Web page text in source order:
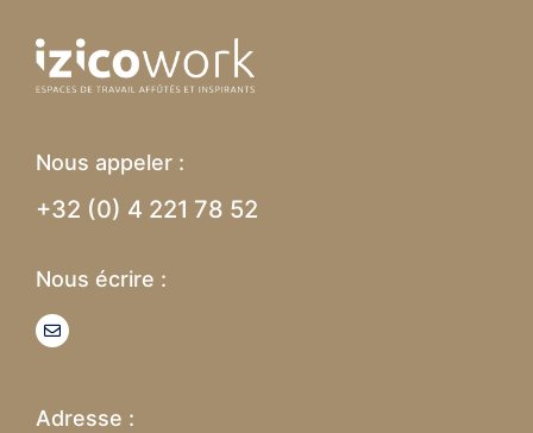
Nous appeler :
+32 (0) 4 221 78 52
Nous écrire :
Adresse :